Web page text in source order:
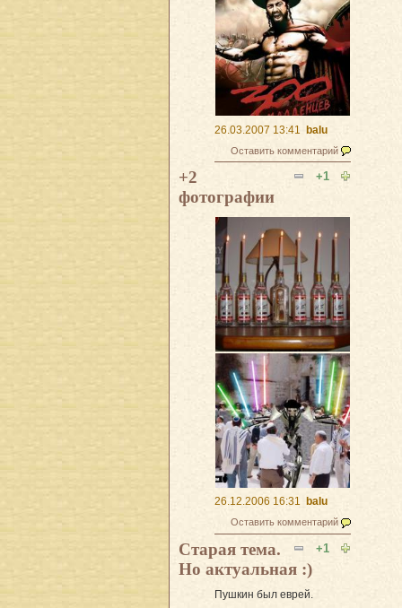
26.03.2007 13:41 balu
Оставить комментарий
+1
+2
фотографии
26.12.2006 16:31 balu
Оставить комментарий
+1
Старая тема.
Но актуальная :)
Пушкин был еврей.